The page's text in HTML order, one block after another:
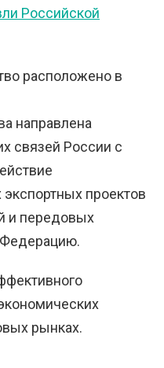
Российской
расположено в
направлена
связей России с
проектов
и передовых
Федерацию.
рынках.